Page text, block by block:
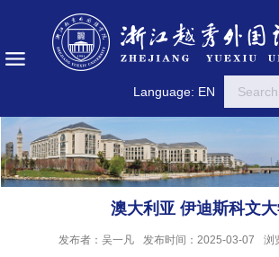
Language: EN
澳大利亚 伊迪斯科文
发布者：吴一凡 发布时间：2025-03-07 浏